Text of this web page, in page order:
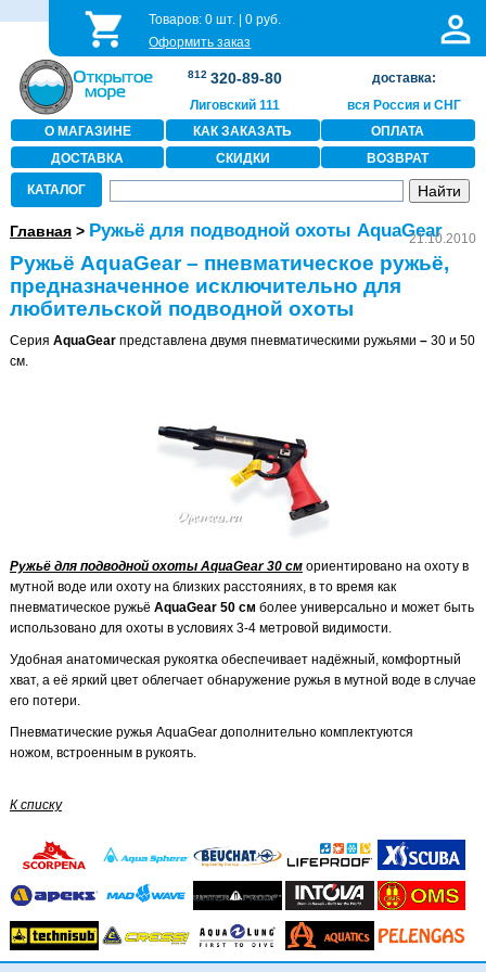
Товаров:0 шт. |0 руб.
Оформить заказ
812 320-89-80
Лиговский 111
доставка:
вся Россия и СНГ
О МАГАЗИНЕ
КАК ЗАКАЗАТЬ
ОПЛАТА
ДОСТАВКА
СКИДКИ ВОЗВРАТ
КАТАЛОГ
Главная> Ружьё для подводной охоты AquaGear21.10.2010
Ружьё AquaGear – пневматическое ружьё,
предназначенное исключительно для
любительской подводной охоты
Серия AquaGearпредставлена двумя пневматическими ружьями –30 и 50
см.
Ружьё для подводной охоты AquaGear 30 смориентировано на охоту в
мутной воде или охоту на близких расстояниях, в то время как
пневматическое ружьё AquaGear 50 см более универсально и может быть
использовано для охоты в условиях 3-4 метровой видимости.
Удобная анатомическая рукоятка обеспечивает надёжный, комфортный
хват, а её яркий цвет облегчает обнаружение ружья в мутной воде в случае
его потери.
Пневматические ружья AquaGear дополнительно комплектуются
ножом, встроенным в рукоять.
К списку